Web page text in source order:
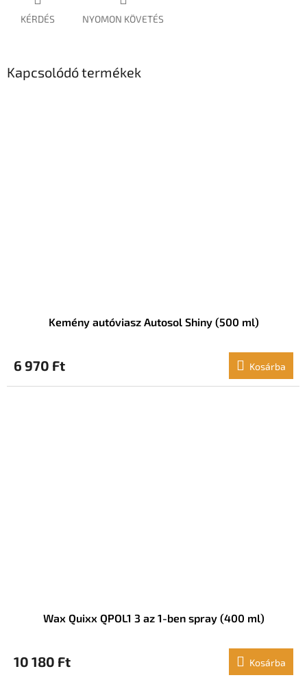
KÉRDÉS NYOMON KÖVETÉS
Kapcsolódó termékek
Kemény autóviasz Autosol Shiny (500 ml)
6 970 Ft Kosárba
Wax Quixx QPOL1 3 az 1-ben spray (400 ml)
10 180 Ft Kosárba